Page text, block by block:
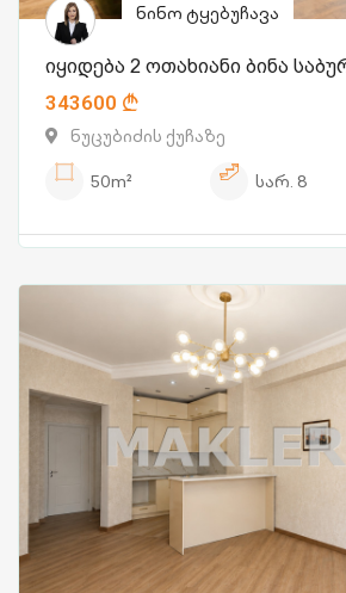
ნინო ტყებუჩავა
იყიდება 2 ოთახიანი ბინა
343600
ნუცუბიძის ქუჩაზე
50m²
სარ. 8